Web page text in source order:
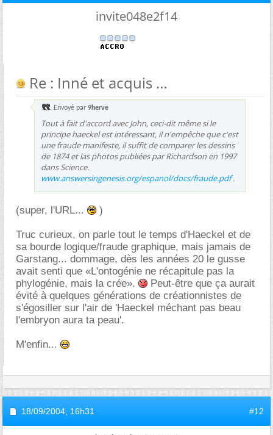
invite048e2f14
Re : Inné et acquis
Envoyé par 9herve
Tout à fait d'accord avec John, ceci-dit même si le
principe haeckel est intéressant, il n'empêche que c'est
une fraude manifeste, il suffit de comparer les dessins
de 1874 et las photos publiées par Richardson en 1997
dans Science.
www.answersingenesis.org/espanol/docs/fraude.pdf.
(super, l'URL... )
Truc curieux, on parle tout le temps d'Haeckel et de
sa bourde logique/fraude graphique, mais jamais de
Garstang... dommage, dès les années 20 le gusse
avait senti que «L'ontogénie ne récapitule pas la
phylogénie, mais la crée».
Peut-être que ça aurait
évité à quelques générations de créationnistes de
s'égosiller sur l'air de 'Haeckel méchant pas beau
l'embryon aura ta peau'.
M'enfin...
18/09/2004, 16h31 #12